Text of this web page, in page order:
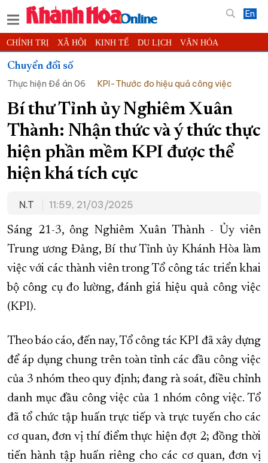
En
CHÍNH TRỊ XÃ HỘI KINH TẾ DU LỊCH VĂN HÓA
THỂ THAO ĐỜI SỐNG
KHOA HỌC - CÔNG NGHỆ PHÁP LUẬT BẠN ĐỌC PHÓNG SỰ
THẾ GIỚI MULTIMEDIA VIDEO ĐỌC BÁO ONLINE
PODCAST THÔNG TIN - QUẢNG CÁO
QUY HOẠCH TỈNH KHÁNH HÒA
TRƯỜNG SA BIỂN ĐẢO QUÊ HƯƠNG
CHUNG TAY CẢI CÁCH HÀNH CHÍNH
XÂY DỰNG NÔNG THÔN MỚI LỊCH CẮT ĐIỆN
TÀU - XE - MÁY BAY
KỶ NIỆM 370 NĂM XÂY DỰNG VÀ PHÁT TRIỂN TỈNH KHÁNH HÒA
KHOẢNH KHẮC ĐẸP XỨ TRẦM
XÂY DỰNG KHÁNH HÒA TRỞ THÀNH THÀNH PHỐ TRỰC THUỘC
ĐẠI HỘI ĐẢNG CÁC CẤP
Chuyển đổi số
Thực hiện Đề án 06
KPI-Thước đo hiệu quả công việc
Bí thư Tỉnh ủy Nghiêm Xuân
Thành: Nhận thức và ý thức thực
hiện phần mềm KPI được thể
hiện khá tích cực
N.T 11:59, 21/03/2025
Sáng 21-3, ông Nghiêm Xuân Thành - Ủy viên
Trung ương Đảng, Bí thư Tỉnh ủy Khánh Hòa làm
việc với các thành viên trong Tổ công tác triển khai
bộ công cụ đo lường, đánh giá hiệu quả công việc
(KPI).
Theo báo cáo, đến nay, Tổ công tác KPI đã xây dựng
để áp dụng chung trên toàn tỉnh các đầu công việc
của 3 nhóm theo quy định; đang rà soát, điều chỉnh
danh mục đầu công việc của 1 nhóm công việc. Tổ
đã tổ chức tập huấn trực tiếp và trực tuyến cho các
cơ quan, đơn vị thí điểm thực hiện đợt 2; đồng thời
tiến hành tập huấn riêng cho các cơ quan, đơn vị